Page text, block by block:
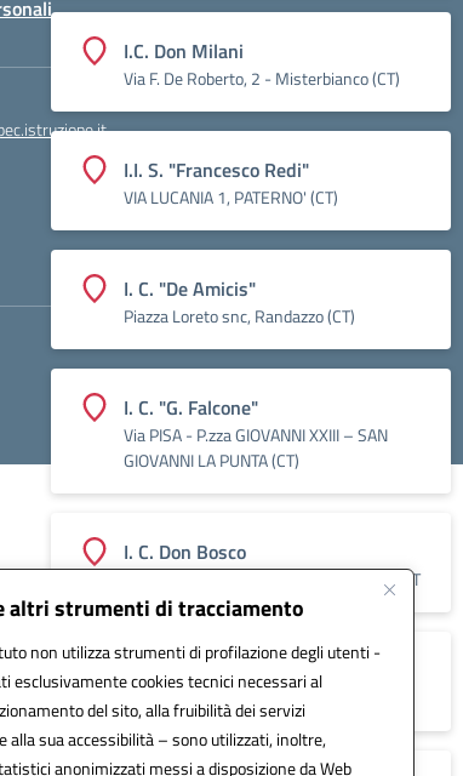
altri strumenti di tracciamento
non utilizza strumenti di profilazione degli utenti -
esclusivamente cookies tecnici necessari al
del sito, alla fruibilità dei servizi
alla sua accessibilità – sono utilizzati, inoltre,
anonimizzati messi a disposizione da Web
I.C. Don Milani
Via F. De Roberto, 2 - Misterbianco (CT)
I.I. S. "Francesco Redi"
VIA LUCANIA 1, PATERNO' (CT)
I. C. "De Amicis"
Piazza Loreto snc, Randazzo (CT)
I. C. "G. Falcone"
Via PISA - P.zza GIOVANNI XXIII – SAN
GIOVANNI LA PUNTA (CT)
I. C. Don Bosco
Via Solferino, 63 Santa Maria di Licodia CT
I. C. Santa Venerina
Via Aldo Moro, Santa Venerina